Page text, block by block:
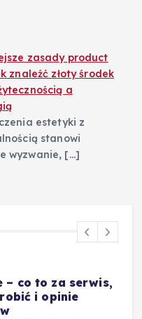
zasady product
znaleźć złoty środek
a
estetyki z
stanowi
wyzwanie, […]
– co to za serwis,
i opinie